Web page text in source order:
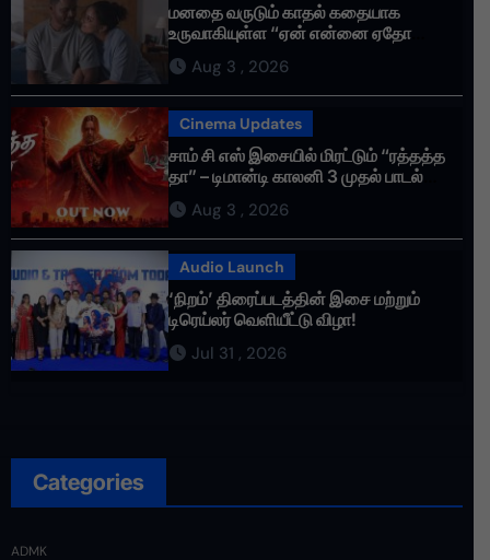
மனதை வருடும் காதல் கதையாக
உருவாகியுள்ள “ஏன் என்னை ஏதோ
செய்தாய்” – டீசர் வெளியானது !
Aug 3 , 2026
Cinema Updates
சாம் சி எஸ் இசையில் மிரட்டும் “ரத்தத்த
தா” – டிமான்டி காலனி 3 முதல் பாடல்
ரசிகர்களை கவர்ந்து வருகிறது!
Aug 3 , 2026
Audio Launch
‘நிறம்’ திரைப்படத்தின் இசை மற்றும்
டிரெய்லர் வெளியீட்டு விழா!
Jul 31 , 2026
Categories
ADMK